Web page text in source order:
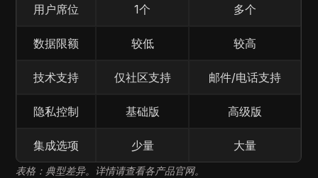
用户席位 1个 多个
数据限额 较低 较高
技术支持 仅社区支持 邮件/电话支持
隐私控制 基础版 高级版
集成选项 少量 大量
表格：典型差异。详情请查看各产品官网。